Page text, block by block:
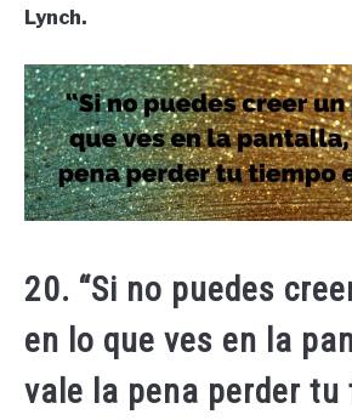
Lynch.
20. “Si no puedes
en lo que ves en la
vale la pena perder tu